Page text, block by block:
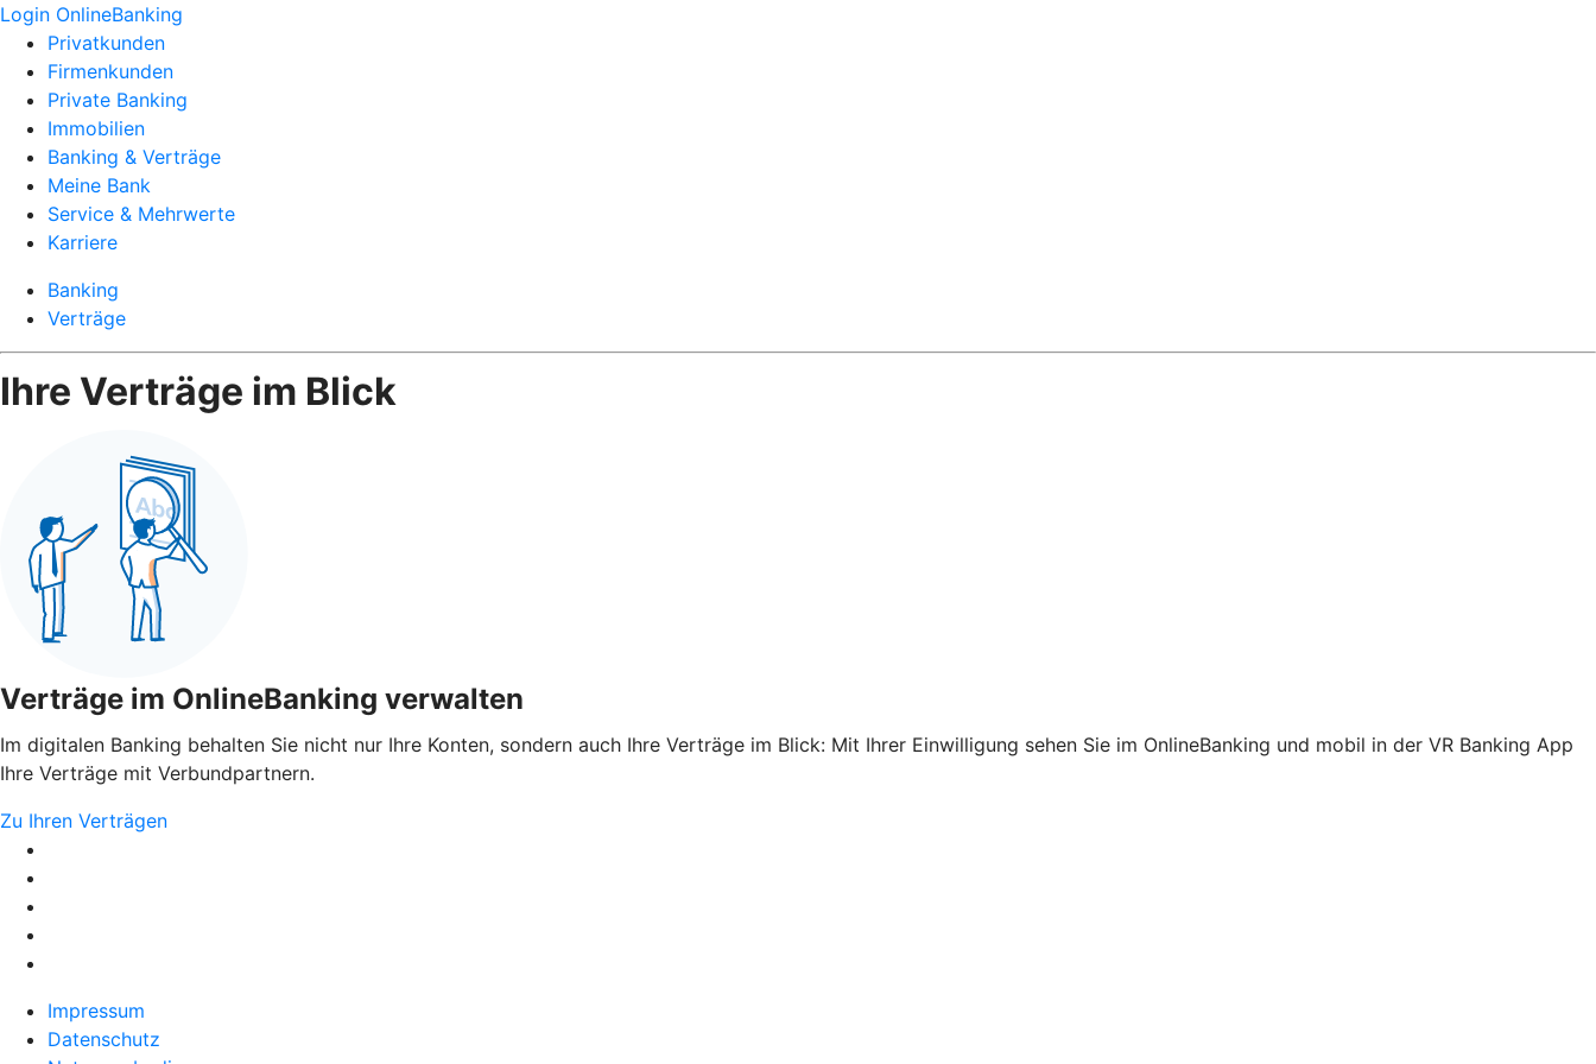
Login OnlineBanking
Privatkunden
Firmenkunden
Private Banking
Immobilien
Banking & Verträge
Meine Bank
Service & Mehrwerte
Karriere
Banking
Verträge
Ihre Verträge im Blick
Verträge im OnlineBanking verwalten
Im digitalen Banking behalten Sie nicht nur Ihre Konten, sondern auch Ihre Verträge im Blick: Mit Ihrer Einwilligung sehen Sie im OnlineBanking und mobil in der VR Banking App
Ihre Verträge mit Verbundpartnern.
Zu Ihren Verträgen
Impressum
Datenschutz